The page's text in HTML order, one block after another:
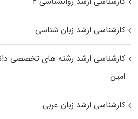
کارشناسی ارشد زبان شناسی
کارشناسی ارشد رﺷﺘﻪ ﻫﺎی تخصصی
اﻣﻴﻦ
کارشناسی ارشد زبان عربی